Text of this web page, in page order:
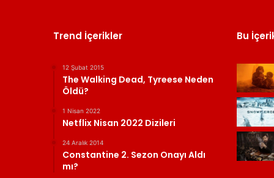
Trend İçerikler
12 Şubat 2015
The Walking Dead, Tyreese Neden
Öldü?
1 Nisan 2022
Netflix Nisan 2022 Dizileri
24 Aralık 2014
Constantine 2. Sezon Onayı Aldı
mı?
Bu